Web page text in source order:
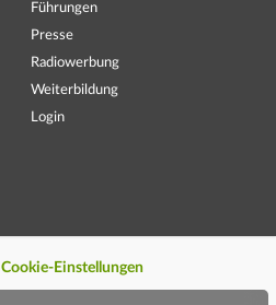
Führungen
Presse
Radiowerbung
Weiterbildung
Login
Cookie-Einstellungen